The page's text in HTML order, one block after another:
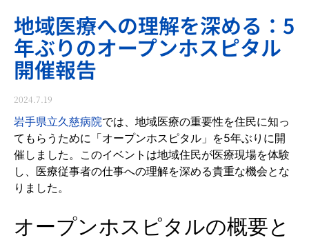
地域医療への理解を深める：5
年ぶりのオープンホスピタル
開催報告
2024.7.19
岩手県立久慈病院では、地域医療の重要性を住民に知っ
てもらうために「オープンホスピタル」を5年ぶりに開
催しました。このイベントは地域住民が医療現場を体験
し、医療従事者の仕事への理解を深める貴重な機会とな
りました。
オープンホスピタルの概要と